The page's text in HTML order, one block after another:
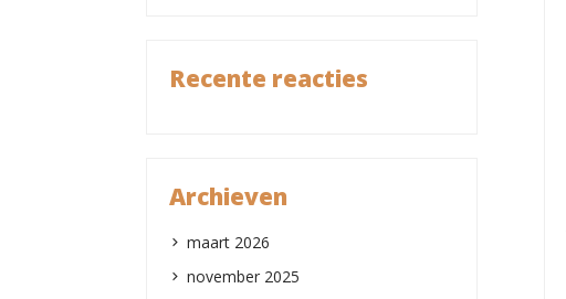
Recente reacties
Archieven
maart 2026
november 2025